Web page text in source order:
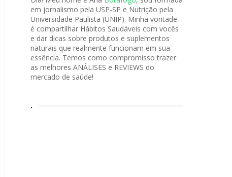
em jornalismo pela USP-SP e Nutrição pela
Universidade Paulista (UNIP). Minha vontade
é compartilhar Hábitos Saudáveis com vocês
e dar dicas sobre produtos e suplementos
naturais que realmente funcionam em sua
essência. Temos como compromisso trazer
as melhores ANÁLISES e REVIEWS do
mercado de saúde!
.